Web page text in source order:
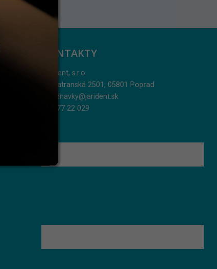
KONTAKTY
Jarident, s.r.o.
Podtatranská 2501, 05801 Poprad
objednavky@jarident.sk
052/77 22 029